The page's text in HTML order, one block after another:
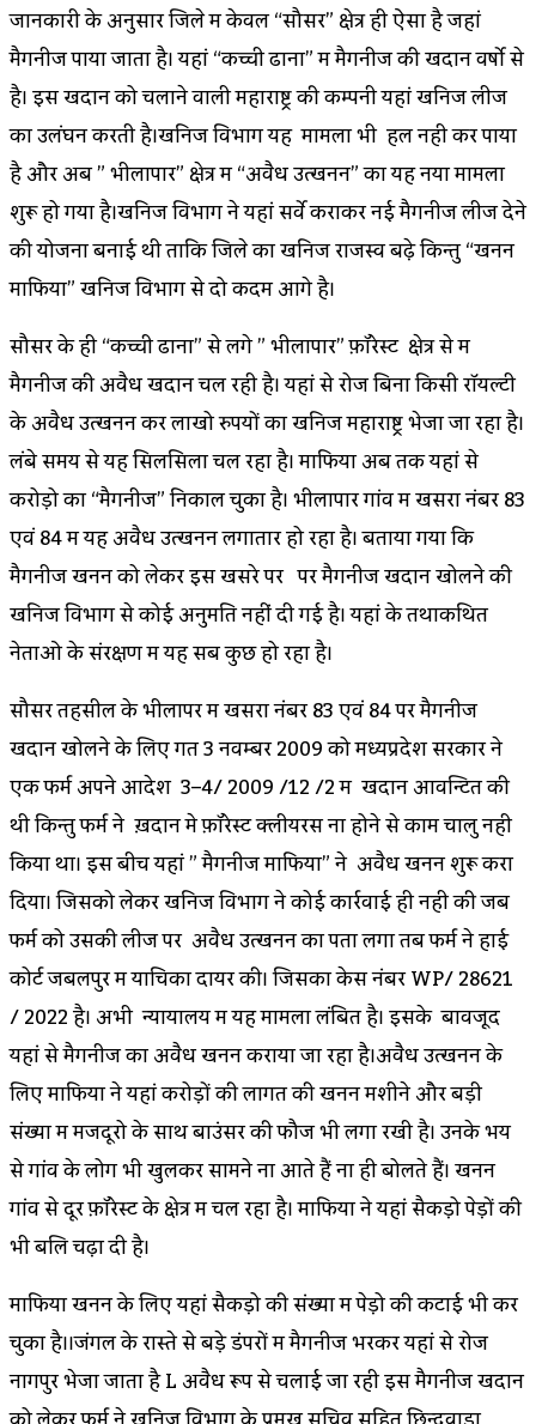
जानकारी के अनुसार जिले में केवल “सौसर” क्षेत्र ही ऐसा है जहां
मैगनीज पाया जाता है। यहां “कच्ची ढाना” में मैगनीज की खदान वर्षो से
है। इस खदान को चलाने वाली महाराष्ट्र की कम्पनी यहां खनिज लीज
का उलंघन करती है।खनिज विभाग यह मामला भी हल नही कर पाया
है और अब ” भीलापार” क्षेत्र में “अवैध उत्खनन” का यह नया मामला
शुरू हो गया है।खनिज विभाग ने यहां सर्वे कराकर नई मैगनीज लीज देने
की योजना बनाई थी ताकि जिले का खनिज राजस्व बढ़े किन्तु “खनन
माफिया” खनिज विभाग से दो कदम आगे है।
सौसर के ही “कच्ची ढाना” से लगे ” भीलापार” फ़ॉरेस्ट क्षेत्र से में
मैगनीज की अवैध खदान चल रही है। यहां से रोज बिना किसी रॉयल्टी
के अवैध उत्खनन कर लाखो रुपयों का खनिज महाराष्ट्र भेजा जा रहा है।
लंबे समय से यह सिलसिला चल रहा है। माफिया अब तक यहां से
करोड़ो का “मैगनीज” निकाल चुका है। भीलापार गांव में खसरा नंबर 83
एवं 84 में यह अवैध उत्खनन लगातार हो रहा है। बताया गया कि
मैगनीज खनन को लेकर इस खसरे पर पर मैगनीज खदान खोलने की
खनिज विभाग से कोई अनुमति नहीं दी गई है। यहां के तथाकथित
नेताओ के संरक्षण में यह सब कुछ हो रहा है।
सौसर तहसील के भीलापर में खसरा नंबर 83 एवं 84 पर मैगनीज
खदान खोलने के लिए गत 3 नवम्बर 2009 को मध्यप्रदेश सरकार ने
एक फर्म अपने आदेश 3–4/ 2009 /12 /2 में खदान आवन्टित की
थी किन्तु फर्म ने ख़दान मे फ़ॉरेस्ट क्लीयरेंस ना होने से काम चालु नही
किया था। इस बीच यहां ” मैगनीज माफिया” ने अवैध खनन शुरू करा
दिया। जिसको लेकर खनिज विभाग ने कोई कार्रवाई ही नही की जब
फर्म को उसकी लीज पर अवैध उत्खनन का पता लगा तब फर्म ने हाई
कोर्ट जबलपुर में याचिका दायर की। जिसका केस नंबर WP/ 28621
/ 2022 है। अभी न्यायालय में यह मामला लंबित है। इसके बावजूद
यहां से मैगनीज का अवैध खनन कराया जा रहा है।अवैध उत्खनन के
लिए माफिया ने यहां करोड़ों की लागत की खनन मशीने और बड़ी
संख्या में मजदूरो के साथ बाउंसर की फौज भी लगा रखी है। उनके भय
से गांव के लोग भी खुलकर सामने ना आते हैं ना ही बोलते हैं। खनन
गांव से दूर फ़ॉरेस्ट के क्षेत्र में चल रहा है। माफिया ने यहां सैकड़ो पेड़ों की
भी बलि चढ़ा दी है।
माफिया खनन के लिए यहां सैकड़ो की संख्या में पेड़ो की कटाई भी कर
चुका है।।जंगल के रास्ते से बड़े डंपरों में मैगनीज भरकर यहां से रोज
नागपुर भेजा जाता है L अवैध रूप से चलाई जा रही इस मैगनीज खदान